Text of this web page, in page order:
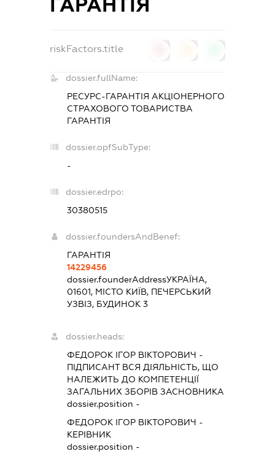
ГАРАНТІЯ
riskFactors.title
dossier.fullName:
РЕСУРС-ГАРАНТІЯ АКЦІОНЕРНОГО
СТРАХОВОГО ТОВАРИСТВА
ГАРАНТІЯ
dossier.opfSubType:
-
dossier.edrpo:
30380515
dossier.foundersAndBenef:
ГАРАНТІЯ
14229456
dossier.founderAddressУКРАЇНА,
01601, МІСТО КИЇВ, ПЕЧЕРСЬКИЙ
УЗВІЗ, БУДИНОК 3
dossier.heads:
ФЕДОРОК ІГОР ВІКТОРОВИЧ -
ПІДПИСАНТВСЯ ДІЯЛЬНІСТЬ, ЩО
НАЛЕЖИТЬ ДО КОМПЕТЕНЦІЇ
ЗАГАЛЬНИХ ЗБОРІВ ЗАСНОВНИКА
dossier.position -
ФЕДОРОК ІГОР ВІКТОРОВИЧ -
КЕРІВНИК
dossier.position -